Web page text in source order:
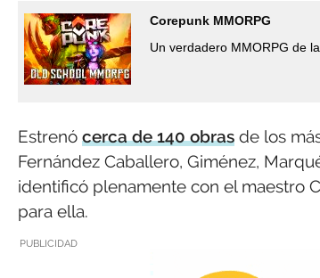
Corepunk MMORPG
Un verdadero MMORPG de
Estrenó cerca de 140 obras de los
Fernández Caballero, Giménez,
identificó plenamente con el maestro
para ella.
PUBLICIDAD